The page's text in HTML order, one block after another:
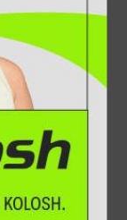
Bege
249,
23 SEM JUROS